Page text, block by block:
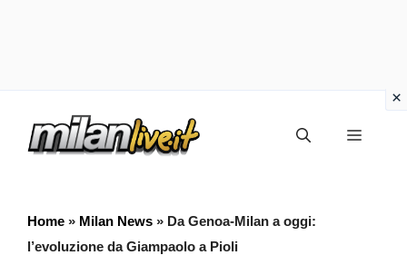
Menu
Home » Milan News » Da Genoa-Milan a oggi:
l’evoluzione da Giampaolo a Pioli